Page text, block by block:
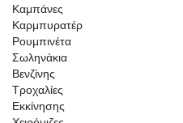
Καμπάνες
Καρμπυρατέρ
Ρουμπινέτα
Σωληνάκια
Βενζίνης
Τροχαλίες
Εκκίνησης